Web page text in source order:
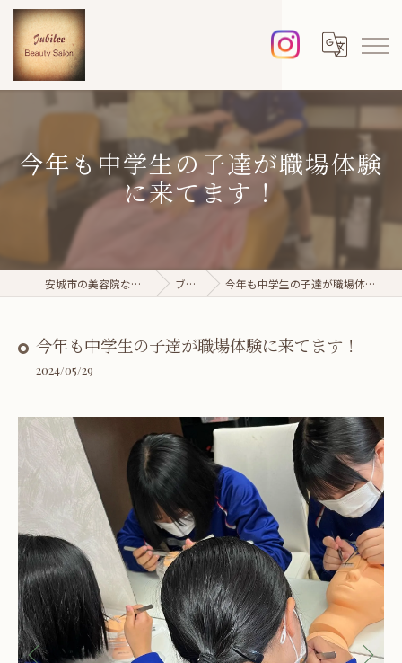
今年も中学生の子達が職場体験
に来てます！
安城市の美容院ならジュビレ ブログ 今年も中学生の子達が職場体験に来てます！
今年も中学生の子達が職場体験に来てます！
2024/05/29